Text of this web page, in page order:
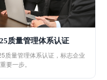
质量管理体系认证
质量管理体系认证，标志企业
要一步。